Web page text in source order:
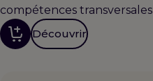
compétences transversales
Découvrir